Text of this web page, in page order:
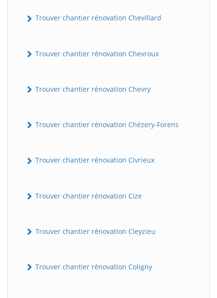
Trouver chantier rénovation Chevillard
Trouver chantier rénovation Chevroux
Trouver chantier rénovation Chevry
Trouver chantier rénovation Chézery-Forens
Trouver chantier rénovation Civrieux
Trouver chantier rénovation Cize
Trouver chantier rénovation Cleyzieu
Trouver chantier rénovation Coligny